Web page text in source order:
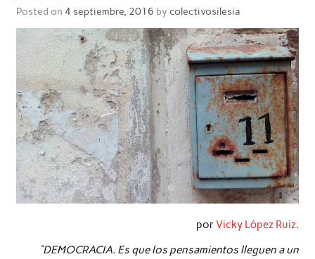
Posted on 4 septiembre, 2016 by colectivosilesia
porVicky López Ruiz.
“DEMOCRACIA. Es que los pensamientos lleguen a un